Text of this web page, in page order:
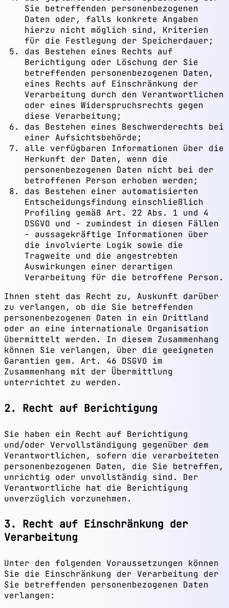
Sie betreffenden personenbezogenen
Daten oder, falls konkrete Angaben
hierzu nicht möglich sind, Kriterien
für die Festlegung der Speicherdauer;
das Bestehen eines Rechts auf
Berichtigung oder Löschung der Sie
betreffenden personenbezogenen Daten,
eines Rechts auf Einschränkung der
Verarbeitung durch den Verantwortlichen
oder eines Widerspruchsrechts gegen
diese Verarbeitung;
das Bestehen eines Beschwerderechts bei
einer Aufsichtsbehörde;
alle verfügbaren Informationen über die
Herkunft der Daten, wenn die
personenbezogenen Daten nicht bei der
betroffenen Person erhoben werden;
das Bestehen einer automatisierten
Entscheidungsfindung einschließlich
Profiling gemäß Art. 22 Abs. 1 und 4
DSGVO und - zumindest in diesen Fällen
- aussagekräftige Informationen über
die involvierte Logik sowie die
Tragweite und die angestrebten
Auswirkungen einer derartigen
Verarbeitung für die betroffene Person.
Ihnen steht das Recht zu, Auskunft darüber
zu verlangen, ob die Sie betreffenden
personenbezogenen Daten in ein Drittland
oder an eine internationale Organisation
übermittelt werden. In diesem Zusammenhang
können Sie verlangen, über die geeigneten
Garantien gem. Art. 46 DSGVO im
Zusammenhang mit der Übermittlung
unterrichtet zu werden.
2. Recht auf Berichtigung
Sie haben ein Recht auf Berichtigung
und/oder Vervollständigung gegenüber dem
Verantwortlichen, sofern die verarbeiteten
personenbezogenen Daten, die Sie betreffen,
unrichtig oder unvollständig sind. Der
Verantwortliche hat die Berichtigung
unverzüglich vorzunehmen.
3. Recht auf Einschränkung der
Verarbeitung
Unter den folgenden Voraussetzungen können
Sie die Einschränkung der Verarbeitung der
Sie betreffenden personenbezogenen Daten
verlangen: